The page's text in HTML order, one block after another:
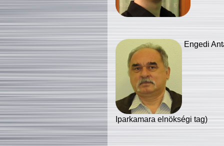
Engedi
Iparkamara elnökségi tag)